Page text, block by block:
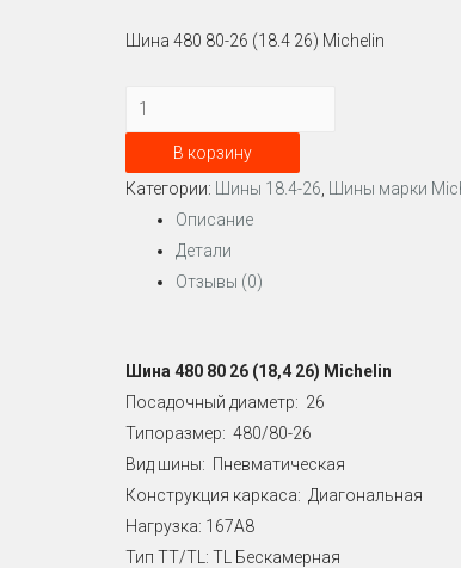
Шина 480 80-26 (18.4 26) Michelin
Количество
Шина
480/80-
26
(18.4-
Michelin
POWER
CL
В корзину
Категории:
Шины 18.4-26
Шины марки
Описание
Детали
Отзывы (0)
Шина 480 80 26 (18,4 26) Michelin
Посадочный диаметр: 26
Типоразмер: 480/80-26
Вид шины: Пневматическая
Конструкция каркаса: Диагональная
Нагрузка: 167A8
Тип TT/TL: TL Бескамерная